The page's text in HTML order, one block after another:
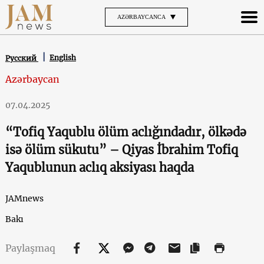
AZƏRBAYCANCA
Русский English
Azərbaycan
07.04.2025
“Tofiq Yaqublu ölüm aclığındadır, ölkədə
isə ölüm sükutu” – Qiyas İbrahim Tofiq
Yaqublunun aclıq aksiyası haqda
JAMnews
Bakı
Paylaşmaq